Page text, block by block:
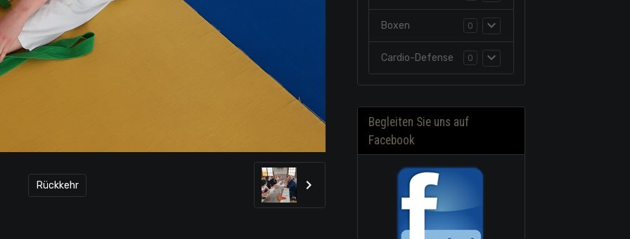
Rückkehr
Boxen 0
Cardio-Defense 0
Begleiten Sie uns auf
Facebook